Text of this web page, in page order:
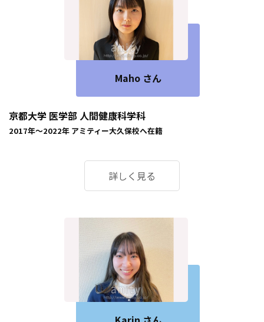
Maho さん
京都大学 医学部 人間健康科学科
2017年〜2022年 アミティー大久保校へ在籍
詳しく見る